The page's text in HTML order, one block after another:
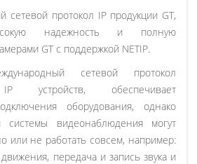
сетевой протокол IP продукции GT,
надежность и полную
GT с поддержкой NETIP.
сетевой протокол
IP устройств, обеспечивает
оборудования, однако
системы видеонаблюдения могут
или не работать совсем, например:
передача и запись звука и